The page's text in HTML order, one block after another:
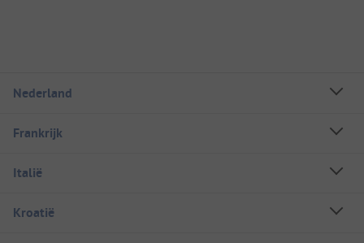
Nederland
Frankrijk
Italië
Kroatië